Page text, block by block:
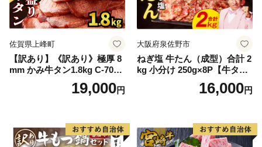
佐賀県上峰町
【訳あり】《訳あり》極厚 8
mm かみ牛タン1.8kg C-709-
19,000円
大阪府泉佐野市
ねぎ塩 牛たん（成型）合計 2
kg 小分け 250g×8P【牛タン
牛肉 焼肉用 薄切り 訳あり サ
16,000円